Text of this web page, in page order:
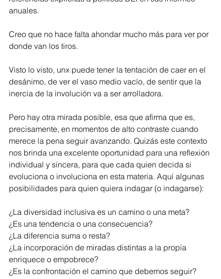
anuales.
Creo que no hace falta ahondar mucho más para ver por
donde van los tiros.
Visto lo visto, unx puede tener la tentación de caer en el
desánimo, de ver el vaso medio vacío, de sentir que la
inercia de la involución va a ser arrolladora.
Pero hay otra mirada posible, esa que afirma que es,
precisamente, en momentos de alto contraste cuando
merece la pena seguir avanzando. Quizás este contexto
nos brinda una excelente oportunidad para una reflexión
individual y sincera, para que cada quien decida si
evoluciona o involuciona en esta materia. Aquí algunas
posibilidades para quien quiera indagar (o indagarse):
¿La diversidad inclusiva es un camino o una meta?
¿Es una tendencia o una consecuencia?
¿La diferencia suma o resta?
¿La incorporación de miradas distintas a la propia
enriquece o empobrece?
¿Es la confrontación el camino que debemos seguir?